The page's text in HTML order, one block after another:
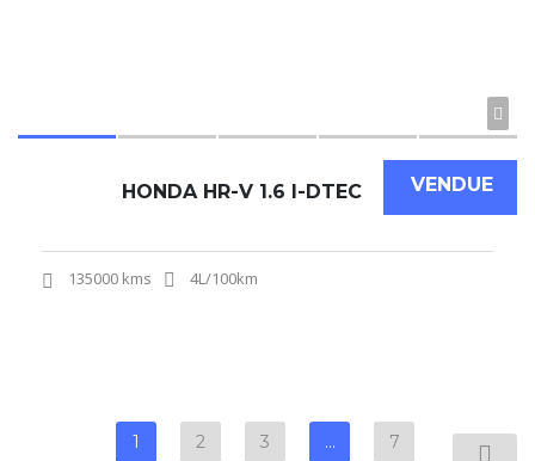
VENDUE
HONDA HR-V 1.6 I-DTEC
135000 kms 4L/100km
1 2 3 … 7